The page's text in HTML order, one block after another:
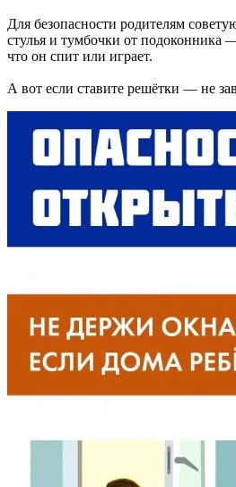
Для безопасности родителям
стулья и тумбочки от подоконника
что он спит или играет.
А вот если ставите решётки — не